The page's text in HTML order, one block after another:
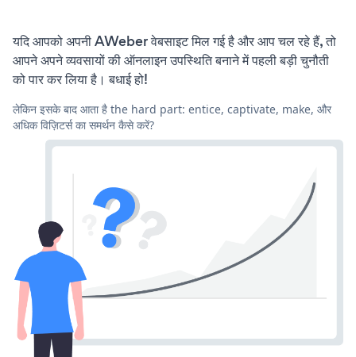
यदि आपको अपनी AWeber वेबसाइट मिल गई है और आप चल रहे हैं, तो
आपने अपने व्यवसायों की ऑनलाइन उपस्थिति बनाने में पहली बड़ी चुनौती
को पार कर लिया है। बधाई हो!
लेकिन इसके बाद आता है the hard part: entice, captivate, make, और
अधिक विज़िटर्स का समर्थन कैसे करें?